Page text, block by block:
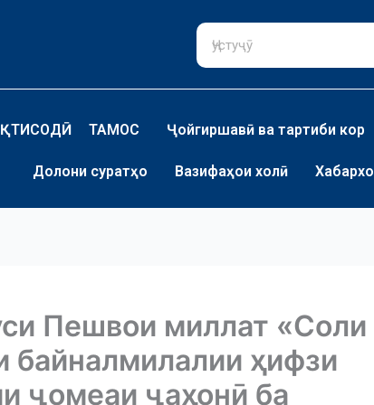
ТАМОС Ҷойгиршавӣ ва тартиби кор
Долони суратҳо Вазифаҳои холӣ Хабархо
Пешвои миллат «Соли
байналмилалии ҳифзи
ҷомеаи ҷаҳонӣ ба